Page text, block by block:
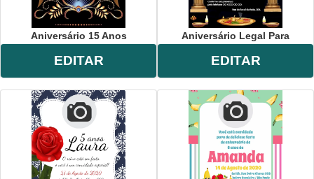
Aniversário 15 Anos
EDITAR
Aniversário Legal Para
EDITAR